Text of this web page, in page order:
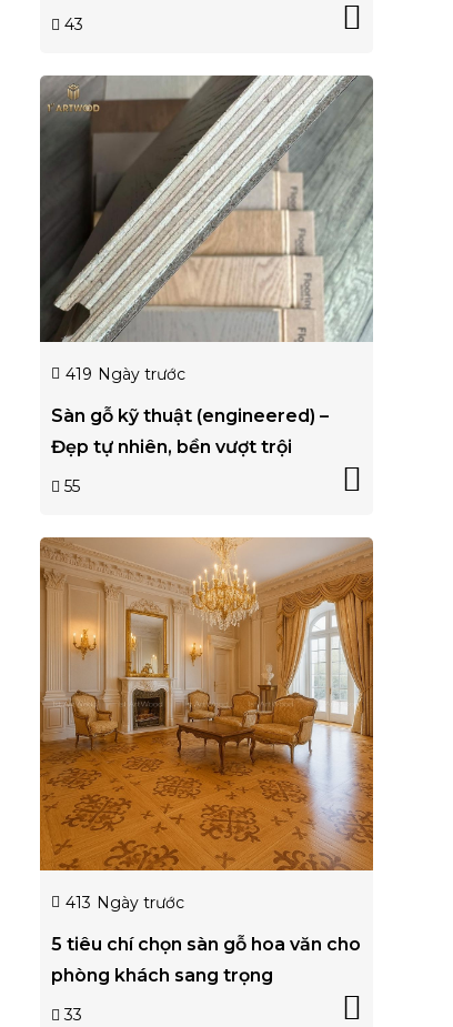
43
419 Ngày trước
Sàn gỗ kỹ thuật (engineered) –
Đẹp tự nhiên, bền vượt trội
55
413 Ngày trước
5 tiêu chí chọn sàn gỗ hoa văn cho
phòng khách sang trọng
33